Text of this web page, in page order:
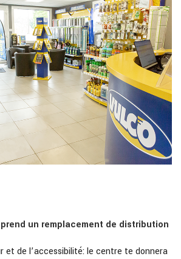
un remplacement de distribution
et de l’accessibilité: le centre te donnera